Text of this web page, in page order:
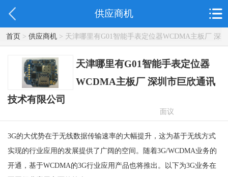
供应商机
首页> 供应商机> 天津哪里有G01智能手表定位器WCDMA主板厂 深
圳市巨欣通讯技术有限公司
天津哪里有G01智能手表定位器
WCDMA主板厂 深圳市巨欣通讯
技术有限公司
面议
3G的大优势在于无线数据传输速率的大幅提升，这为基于无线方式
实现的行业应用的发展提供了广阔的空间。随着3G/WCDMA业务的
开通，基于WCDMA的3G行业应用产品也将推出。以下为3G业务在